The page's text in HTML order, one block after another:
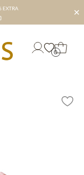
EXTRA
✕
0